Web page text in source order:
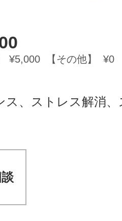
¥5,000 【その他】 ¥0
ス、ストレス解消